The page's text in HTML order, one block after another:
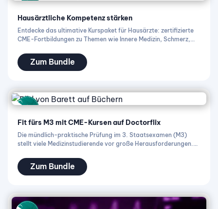
Hausärztliche Kompetenz stärken
Entdecke das ultimative Kurspaket für Hausärzte: zertifizierte
CME-Fortbildungen zu Themen wie Innere Medizin, Schmerz,
sind praxisnah aufbereitet, jederzeit abrufbar und liefern dir
genau das Wissen, das du im hausärztlichen Alltag brauchst –
Zum Bundle
Fit fürs M3 mit CME-Kursen auf Doctorflix
Die mündlich-praktische Prüfung im 3. Staatsexamen (M3)
stellt viele Medizinstudierende vor große Herausforderungen.
Vorbereitung auf Prüfungen in Innerer Medizin, Chirurgie und
vielen Wahlfächern unterstützen – online, flexibel und kostenlos.
Zum Bundle